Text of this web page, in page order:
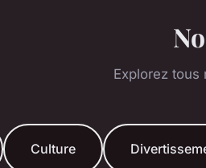
Explorez tous
Culture